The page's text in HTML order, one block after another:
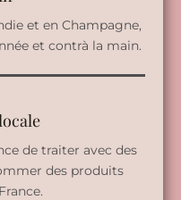
et en Champagne,
et contrà la main.
de traiter avec des
des produits